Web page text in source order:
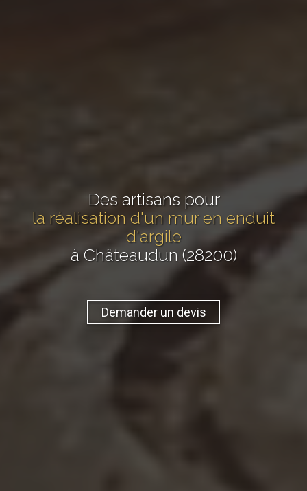
Des artisans pour
la réalisation d'un mur en enduit
d'argile
à Châteaudun (28200)
Demander un devis